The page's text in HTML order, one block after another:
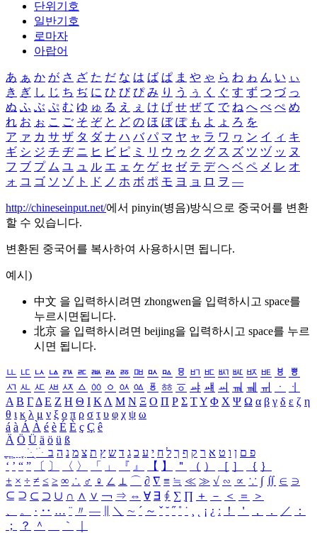
단위기호
일반기호
로마자
아랍어
あ ぁ か が さ ざ た だ な は ば ぱ ま や ゃ ら わ ゎ ん い ぃ
き ぎ し じ ち ぢ に ひ び ぴ み り う ぅ く ぐ す ず つ づ っ
ぬ ふ ぶ ぷ む ゆ ゅ る え ぇ け げ せ ぜ て で ね へ べ ぺ め
れ お ぉ こ ご そ ぞ と ど の ほ ぼ ぽ も よ ょ ろ を
ア ァ カ サ ザ タ ダ ナ ハ バ パ マ ヤ ャ ラ ワ ヮ ン イ ィ キ
ギ シ ジ チ ヂ ニ ヒ ビ ピ ミ リ ウ ゥ ク グ ス ズ ツ ヅ ッ ヌ
フ ブ プ ム ユ ュ ル エ ェ ケ ゲ セ ゼ テ デ ヘ ベ ペ メ レ オ
ォ コ ゴ ソ ゾ ト ド ノ ホ ボ ポ モ ヨ ョ ロ ヲ ―
http://chineseinput.net/에서 pinyin(병음)방식으로 중국어를 변환
할 수 있습니다.
변환된 중국어를 복사하여 사용하시면 됩니다.
예시)
中文 을 입력하시려면 zhongwen을 입력하시고 space를
누르시면됩니다.
北京 을 입력하시려면 beijing을 입력하시고 space를 누르
시면 됩니다.
ㅥ ㅦ ㅧ ㅨ ㅩ ㅪ ㅫ ㅬ ㅭ ㅮ ㅯ ㅰ ㅱ ㅲ ㅳ ㅴ ㅵ ㅶ ㅷ ㅸ
ㅹ
ㅺ ㅻ ㅼ ㅽ ㅾ ㅿ ㆀ ㆁ ㆂ ㆃ ㆄ ㆅ ㆆ ㆇ ㆈ ㆉ ㆊ ㆋ ㆌ ㆍ
ㆎ
Α Β ΓΔ Ε Ζ Η Θ Ι ΚΛ Μ Ν Ξ Ο Π Ρ Σ ΤΥ Φ Χ Ψ Ω α β γ δ ε ζ η
θ ι κ λ μ ν ξ ο π ρ σ τ υ φ χ ψ ω
á à Á À é è É È ç Ç ê
Ä Ö Ü ä ö ü ß
ִֶֹ ֻּ ׁׂ פ ם ן ו ט א ר ק ף ך ל ח י ע כ ג ד ש ץ ת צ מ נ ה ב
‘ ’ “ ” 〔 〕 〈 〉 「 」 『 』 【 】 ＂ （ ） ［ ］ ｛ ｝
± × ÷ ≠ ≤ ≥ ∞ ∴ ♂ ♀ ∠ ⊥ ⌒ ∂ ∇ ≡ ≒ ≪ ≫ √ ∽ ∝ ∵ ∫ ∬ ∈ ∋
⊆ ⊇ ⊂ ⊃ ∪ ∩ ∧ ∨ ￢ ⇒ ⇔ ∀ ∃ ∮ ∑ ∏ ＋ － ＜ ＝
＞
、
。 · ‥ … ¨ 〃 ― ＼ ∼ ´ ～ ˇ ˘ ˝ ˚ ˙ ¸ ¡ ¿ ː ！ ＇ ， ． ／
：
；
？ ＾ ｀